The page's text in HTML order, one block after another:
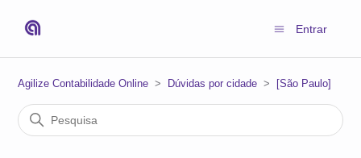
Entrar
Agilize Contabilidade Online Dúvidas por cidade [São Paulo]